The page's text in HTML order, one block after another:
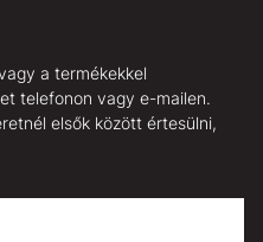
a termékekkel
telefonon vagy e-mailen.
elsők között értesülni,